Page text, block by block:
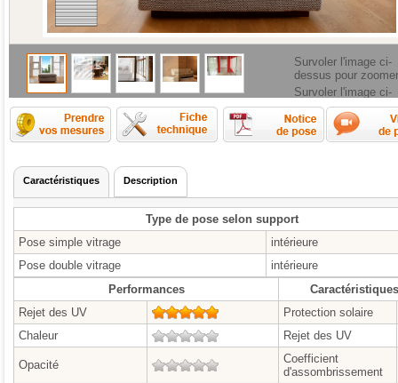
Survoler l'image ci-
dessus pour zoomer
Survoler l'image ci-
dessus pour zoomer
Comment prendre les mesures ?
Fiche technique
Caractéristiques Description
Type de pose selon support
Pose simple vitrage
intérieure
Pose double vitrage
intérieure
Performances
Caractéristiques
Rejet des UV
Protection solaire
Chaleur
Rejet des UV
Opacité
Coefficient
d'assombrissement